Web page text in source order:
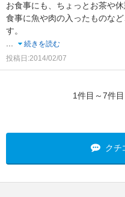
お食事にも、ちょっとお茶や
食事に魚や肉の入ったものな
す。
...
続きを読む
投稿日:2014/02/07
1件目～7件
クチ